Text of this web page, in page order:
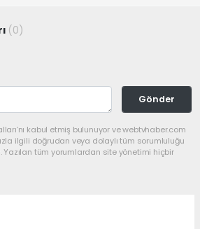
(0)
Gönder
kabul etmiş bulunuyor ve webtvhaber.com
ilgili doğrudan veya dolaylı tüm sorumluluğu
Yazılan tüm yorumlardan site yönetimi hiçbir